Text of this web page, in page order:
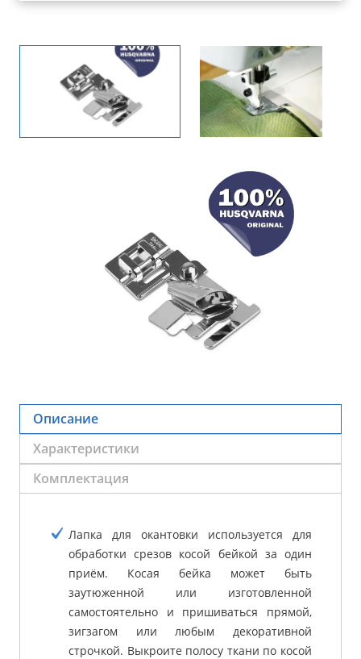
Описание
Характеристики
Комплектация
Лапка для окантовки используется для
обработки срезов косой бейкой за один
приём. Косая бейка может быть
заутюженной или изготовленной
самостоятельно и пришиваться прямой,
зигзагом или любым декоративной
строчкой. Выкроите полосу ткани по косой